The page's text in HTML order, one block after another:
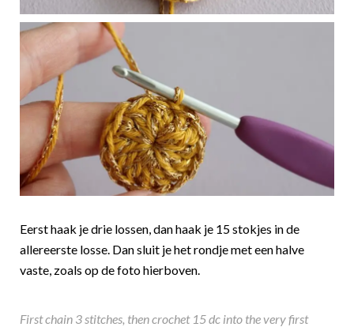
Eerst haak je drie lossen, dan haak je 15 stokjes in de
allereerste losse. Dan sluit je het rondje met een halve
vaste, zoals op de foto hierboven.
First chain 3 stitches, then crochet 15 dc into the very first